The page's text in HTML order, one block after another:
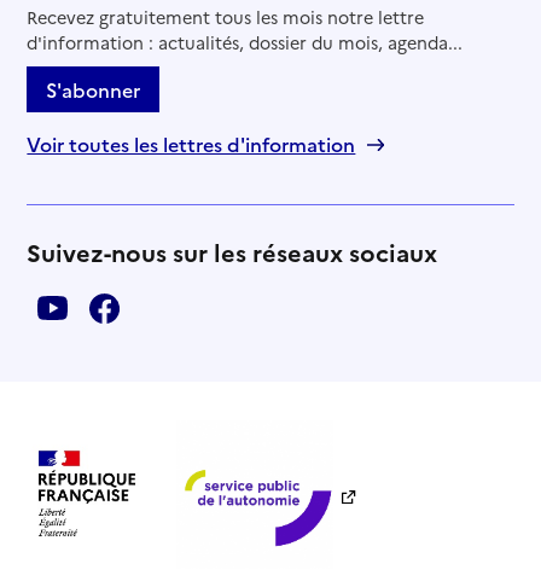
Recevez gratuitement tous les mois notre lettre
d'information : actualités, dossier du mois, agenda...
S'abonner
Voir toutes les lettres d'information
Suivez-nous sur les réseaux sociaux